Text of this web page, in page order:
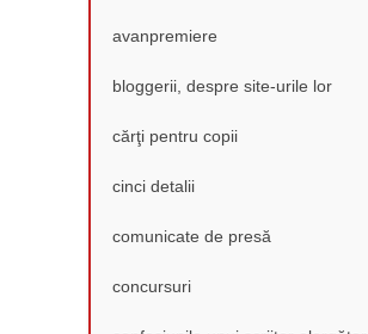
avanpremiere
bloggerii, despre site-urile lor
cărţi pentru copii
cinci detalii
comunicate de presă
concursuri